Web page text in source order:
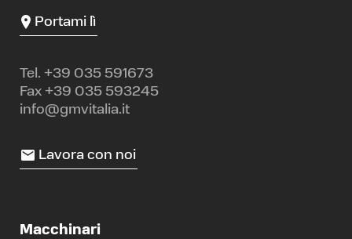
Portami lì
Tel. +39 035 591673
Fax +39 035 593245
info@gmvitalia.it
Lavora con noi
Macchinari